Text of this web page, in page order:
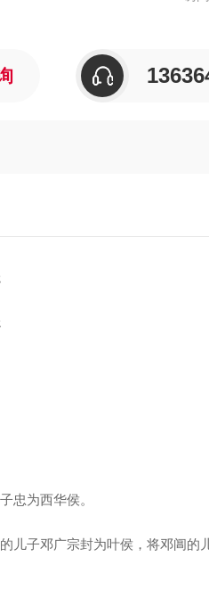
为西华侯。
子邓广宗封为叶侯，将邓阊的儿